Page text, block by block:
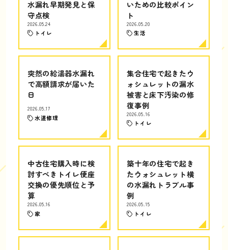
水漏れ早期発見と保
守点検
2026.05.24
トイレ
いための比較ポイン
ト
2026.05.20
生活
突然の給湯器水漏れ
で高額請求が届いた
日
2026.05.17
水道修理
集合住宅で起きたウ
ォシュレットの漏水
被害と床下汚染の修
復事例
2026.05.16
トイレ
中古住宅購入時に検
討すべきトイレ便座
交換の優先順位と予
算
2026.05.16
家
築十年の住宅で起き
たウォシュレット横
の水漏れトラブル事
例
2026.05.15
トイレ